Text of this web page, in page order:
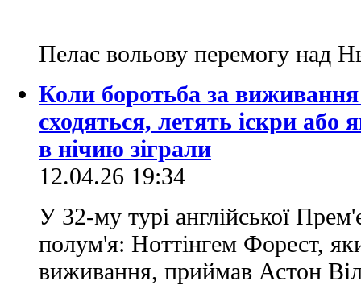
Пелас вольову перемогу над
Коли боротьба за виживання
сходяться, летять іскри або
в нічию зіграли
12.04.26 19:34
У 32-му турі англійської
полум'я: Ноттінгем Форест,
виживання, приймав Астон